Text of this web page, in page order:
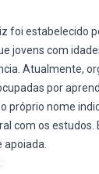
foi estabelecido
jovens com
Atualmente,
por
próprio nome
com os